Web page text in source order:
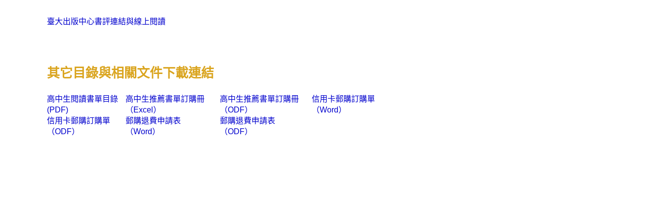
臺大出版中心書評連結與線上閱讀
其它目錄與相關文件下載連結
高中生閱讀書單目錄
(PDF)
高中生推薦書單訂購冊
（Excel）
高中生推薦書單訂購冊
（ODF）
信用卡郵購訂購單
（Word）
信用卡郵購訂購單
（ODF）
郵購退費申請表
（Word）
郵購退費申請表
（ODF）